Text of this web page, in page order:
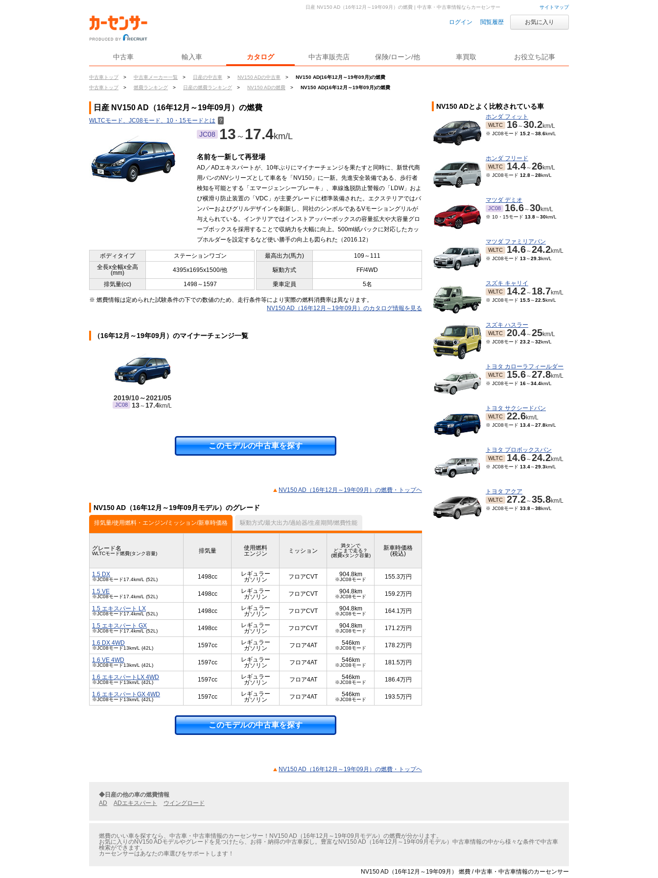
サイトマップ
ログイン 閲覧履歴 お気に入り
中古車 輸入車 カタログ 中古車販売店 保険/ローン/他 車買取 お役立ち記事
中古車トップ > 中古車メーカー一覧 > 日産の中古車 > NV150 ADの中古車 >
NV150 AD(16年12月～19年09月)の燃費
中古車トップ
> 燃費ランキング > 日産の燃費ランキング > NV150 ADの燃費 > NV150 AD(16年12月～19年09月)の燃費
日産 NV150 AD（16年12月～19年09月）の燃費 | 中古車・中古車情報ならカーセンサー
日産 NV150 AD（16年12月～19年09月）の燃費
WLTCモード、JC08モード、10・15モードとは ？
JC08 13 ～ 17.4km/L
名前を一新して再登場
AD／ADエキスパートが、10年ぶりにマイナーチェンジを果たすと同時に、新世代商
用バンのNVシリーズとして車名を「NV150」に一新。先進安全装備である、歩行者
検知を可能とする「エマージェンシーブレーキ」、車線逸脱防止警報の「LDW」およ
び横滑り防止装置の「VDC」が主要グレードに標準装備された。エクステリアではバ
ンパーおよびグリルデザインを刷新し、同社のシンボルであるVモーショングリルが
与えられている。インテリアではインストアッパーボックスの容量拡大や大容量グロ
ーブボックスを採用することで収納力を大幅に向上。500ml紙パックに対応したカッ
プホルダーを設定するなど使い勝手の向上も図られた（2016.12）
ボディタイプ ステーションワゴン 最高出力(馬力)
109～111
全長x全幅x全高
(mm)
4395x1695x1500/他 駆動方式 FF/4WD
排気量(cc) 1498～1597 乗車定員 5名
※ 燃費情報は定められた試験条件の下での数値のため、走行条件等により実際の燃料消費率は異なります。
NV150 AD（16年12月～19年09月）のカタログ情報を見る
（16年12月～19年09月）のマイナーチェンジ一覧
2019/10～2021/05
JC08 13～17.4km/L
このモデルの中古車を探す
NV150 AD（16年12月～19年09月）の燃費・トップヘ
NV150 AD（16年12月～19年09月モデル）のグレード
排気量/使用燃料・エンジン/ミッション/新車時価格 駆動方式/最大出力/過給器/生産期間/燃費性能
グレード名
WLTCモード燃費(タンク容量) 排気量
使用燃料
エンジン
ミッション
満タンで
どこまで走る？
(燃費xタンク容量)
新車時価格
(税込)
1.5 DX
※JC08モード17.4km/L (52L) 1498cc
レギュラー
ガソリン
フロアCVT 904.8km
※JC08モード 155.3万円
1.5 VE
※JC08モード17.4km/L (52L) 1498cc
レギュラー
ガソリン
フロアCVT 904.8km
※JC08モード 159.2万円
1.5 エキスパート LX
※JC08モード17.4km/L (52L) 1498cc
レギュラー
ガソリン
フロアCVT 904.8km
※JC08モード 164.1万円
1.5 エキスパート GX
※JC08モード17.4km/L (52L) 1498cc
レギュラー
ガソリン
フロアCVT 904.8km
※JC08モード 171.2万円
1.6 DX 4WD
※JC08モード13km/L (42L) 1597cc
レギュラー
ガソリン
フロア4AT 546km
※JC08モード 178.2万円
1.6 VE 4WD
※JC08モード13km/L (42L) 1597cc
レギュラー
ガソリン
フロア4AT 546km
※JC08モード 181.5万円
1.6 エキスパートLX 4WD
※JC08モード13km/L (42L) 1597cc
レギュラー
ガソリン
フロア4AT 546km
※JC08モード 186.4万円
1.6 エキスパートGX 4WD
※JC08モード13km/L (42L) 1597cc
レギュラー
ガソリン
フロア4AT 546km
※JC08モード 193.5万円
このモデルの中古車を探す
NV150 AD（16年12月～19年09月）の燃費・トップヘ
NV150 ADとよく比較されている車
ホンダ フィット
WLTC 16～30.2km/L
※ JC08モード 15.2 ～38.6km/L
ホンダ フリード
WLTC 14.4～26km/L
※ JC08モード 12.8～28km/L
マツダ デミオ
JC08 16.6～30km/L
※ 10・15モード 13.8～30km/L
マツダ ファミリアバン
WLTC 14.6～24.2km/L
※ JC08モード 13～29.3km/L
スズキ キャリイ
WLTC 14.2～ 18.7km/L
※ JC08モード 15.5～22.5km/L
スズキ ハスラー
WLTC 20.4～25km/L
※ JC08モード 23.2 ～32km/L
トヨタ カローラフィールダー
WLTC 15.6～27.8km/L
※ JC08モード 16～34.4km/L
トヨタ サクシードバン
WLTC 22.6km/L
※ JC08モード 13.4～27.8km/L
トヨタ プロボックスバン
WLTC 14.6～24.2km/L
※ JC08モード 13.4～29.3km/L
トヨタ アクア
WLTC 27.2～35.8km/L
※ JC08モード 33.8～38km/L
◆日産の他の車の燃費情報
AD
ADエキスパート ウイングロード
燃費のいい車を探すなら、中古車・中古車情報のカーセンサー！NV150 AD（16年12月～19年09月モデル）の燃費が分かります。
お気に入りのNV150 ADモデルやグレードを見つけたら、お得・納得の中古車探し。豊富なNV150 AD（16年12月～19年09月モデル）中古車情報の中から様々な条件で中古車
検索ができます。
カーセンサーはあなたの車選びをサポートします！
NV150 AD（16年12月～19年09月） 燃費 / 中古車・中古車情報のカーセンサー